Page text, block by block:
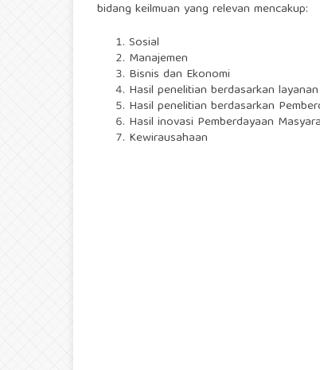
bidang keilmuan yang relevan mencakup:
Sosial
Manajemen
Bisnis dan Ekonomi
Hasil penelitian berdasarkan
Hasil penelitian berdasarkan
Hasil inovasi Pemberdayaan
Kewirausahaan